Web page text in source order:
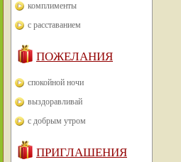
комплименты
с расставанием
ПОЖЕЛАНИЯ
спокойной ночи
выздоравливай
с добрым утром
ПРИГЛАШЕНИЯ